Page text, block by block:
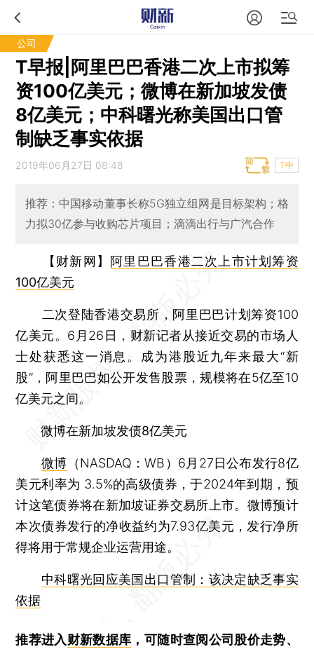
公司
T早报|阿里巴巴香港二次上市拟筹
资100亿美元；微博在新加坡发债
8亿美元；中科曙光称美国出口管
制缺乏事实依据
2019年06月27日 08:48 T中
推荐：中国移动董事长称5G独立组网是目标架构；格
力拟30亿参与收购芯片项目；滴滴出行与广汽合作
【财新网】 阿里巴巴香港二次上市计划筹资
100亿美元
二次登陆香港交易所，阿里巴巴计划筹资100
亿美元。6月26日，财新记者从接近交易的市场人
士处获悉这一消息。成为港股近九年来最大“新
股”，阿里巴巴如公开发售股票，规模将在5亿至10
亿美元之间。
微博在新加坡发债8亿美元
微博 （NASDAQ：WB）6月27日公布发行8亿
美元利率为 3.5%的高级债券，于2024年到期，预
计这笔债券将在新加坡证券交易所上市。微博预计
本次债券发行的净收益约为7.93亿美元，发行净所
得将用于常规企业运营用途。
中科曙光回应美国出口管制：该决定缺乏事实
依据
推荐进入财新数据库 ，可随时查阅公司股价走势、